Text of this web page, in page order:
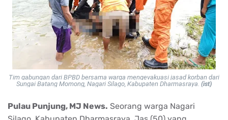
Tim gabungan dari BPBD bersama warga mengevakuasi jasad korban dari
Sungai Batang Momong, Nagari Silago, Kabupaten Dharmasraya. (ist)
Pulau Punjung, MJ News. Seorang warga Nagari